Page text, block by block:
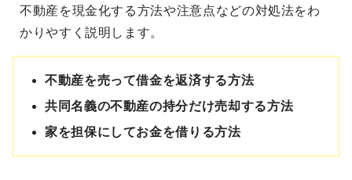
不動産を現金化する方法や注意点などの対処法をわ
かりやすく説明します。
不動産を売って借金を返済する方法
共同名義の不動産の持分だけ売却する方法
家を担保にしてお金を借りる方法